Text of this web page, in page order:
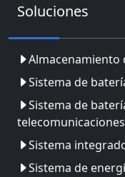
Soluciones
Almacenamiento
Sistema de
Sistema de
telecomunicaciones
Sistema
Sistema de